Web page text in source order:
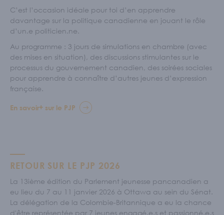
C’est l’occasion idéale pour toi d’en apprendre
davantage sur la politique canadienne en jouant le rôle
d’un.e politicien.ne.
Au programme : 3 jours de simulations en chambre (avec
des mises en situation), des discussions stimulantes sur le
processus du gouvernement canadien, des soirées sociales
pour apprendre à connaître d’autres jeunes d’expression
française.
En savoir+ sur le PJP
RETOUR SUR LE PJP 2026
La 13ième édition du Parlement jeunesse pancanadien a
eu lieu du 7 au 11 janvier 2026 à Ottawa au sein du Sénat.
La délégation de la Colombie-Britannique a eu la chance
d'être représentée par 7 jeunes engagé.e.s et passionné.e.s